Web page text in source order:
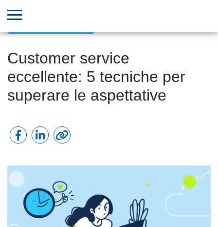
Customer service
eccellente: 5 tecniche per
superare le aspettative